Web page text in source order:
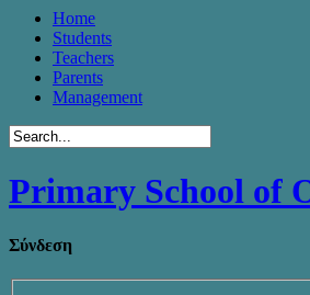
Home
Students
Teachers
Parents
Management
Primary School of
Σύνδεση